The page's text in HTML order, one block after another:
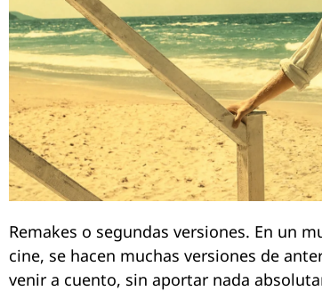
Remakes o segundas versiones. En un
cine, se hacen muchas versiones de
venir a cuento, sin aportar nada